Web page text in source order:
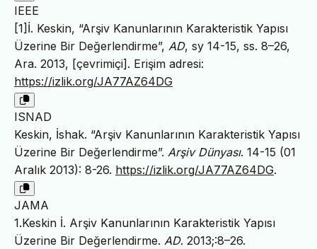
IEEE
[1]İ. Keskin, “Arşiv Kanunlarının Karakteristik Yapısı
Üzerine Bir Değerlendirme”, AD, sy 14-15, ss. 8–26,
Ara. 2013, [çevrimiçi]. Erişim adresi:
https://izlik.org/JA77AZ64DG
ISNAD
Keskin, İshak. “Arşiv Kanunlarının Karakteristik Yapısı
Üzerine Bir Değerlendirme”. Arşiv Dünyası. 14-15 (01
Aralık 2013): 8-26. https://izlik.org/JA77AZ64DG.
JAMA
1.Keskin İ. Arşiv Kanunlarının Karakteristik Yapısı
Üzerine Bir Değerlendirme. AD. 2013;:8–26.